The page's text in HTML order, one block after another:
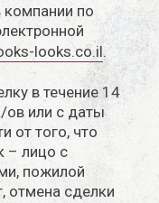
компании по
looks.co.il.
в течение 14
ов или с даты
от того, что
– лицо с
пожилой
отмена сделки